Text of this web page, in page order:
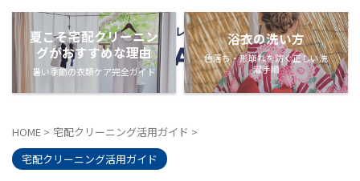
夏こそ宅配クリーニン
グがおすすめな理由
暑い季節の衣類ケア完全ガイド
浴衣の洗い方
色落ち・形崩れを防ぐ正しい洗
濯手順
HOME > 宅配クリーニング活用ガイド >
宅配クリーニング活用ガイド